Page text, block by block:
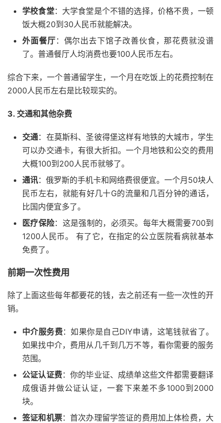
学校食堂：大学食堂是个不错的选择，价格不贵，一顿
饭大概20到30人民币就能解决。
外面餐厅 ：偶尔出去下馆子改善伙食，那花费就没谱
了。普通餐厅人均消费也要100人民币左右。
综合下来，一个普通留学生，一个月在吃饭上的花费控制在
2000人民币左右是比较现实的。
3. 交通和其他杂费
交通：在莫斯科、圣彼得堡这样有地铁的大城市，学生
可以办交通卡，有很大折扣。一个月地铁和公交的费用
大概100到200人民币就够了。
通讯：俄罗斯的手机卡和网络费很便宜。一个月50块人
民币左右，就能有好几十G的流量和几百分钟的通话，
比国内便宜多了。
医疗保险：这是强制的，必须买。每年大概需要700到
1200人民币。 有了它，在指定的公立医院看病就基本
免费了。
前期一次性费用
除了上面这些每年都要花的钱，去之前还有一些一次性的开
销。
中介服务费：如果你是自己DIY申请，这笔钱就省了。
如果找中介，费用从几千到几万不等，看你需要的服务
范围。
公证认证费：你的毕业证、成绩单这些文件都需要翻译
成俄语并做公证认证，一套下来差不多1000到2000
块。
签证和机票：首次办理留学签证的费用加上体检费，大